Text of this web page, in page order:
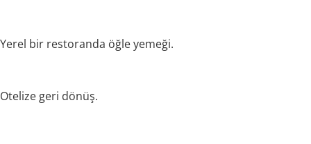
Yerel bir restoranda öğle yemeği.
Otelize geri dönüş.